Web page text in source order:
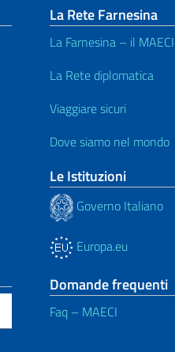
La Rete Farnesina
La Farnesina – il MAECI
La Rete diplomatica
Viaggiare sicuri
Dove siamo nel mondo
Le Istituzioni
Governo Italiano
Europa.eu
Domande frequenti
Faq – MAECI